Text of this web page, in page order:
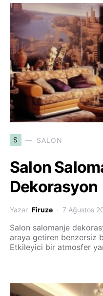
S SALON
Salon
Dekorasyon
Yazar Firuze 7 Ağustos
Salon salomanje
araya getiren benzersiz
Etkileyici bir atmosfer